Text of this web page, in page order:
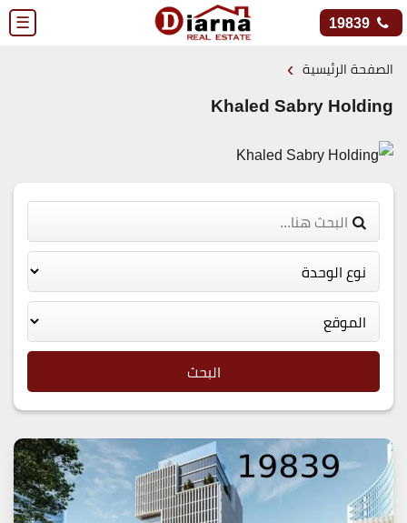
☰ 19839
الصفحة الرئيسية ›
Khaled Sabry Holding
البحث